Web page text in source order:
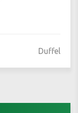
Duffel